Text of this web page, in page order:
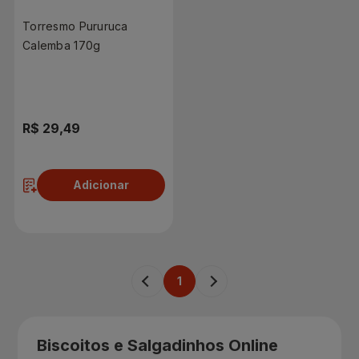
Torresmo Pururuca
Calemba 170g
R$ 29,49
Adicionar
1
Biscoitos e Salgadinhos Online